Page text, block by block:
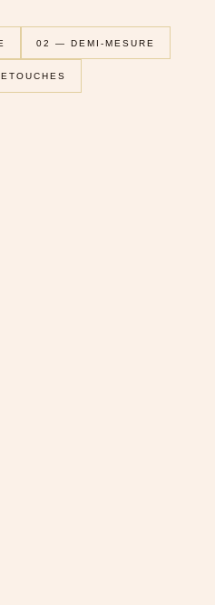
02 — DEMI-MESURE